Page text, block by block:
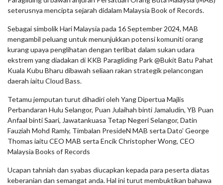
seterusnya mencipta sejarah didalam Malaysia Book of Records.
Sebagai simbolik Hari Malaysia pada 16 September 2024, MAB
mengambil peluang untuk menunjukkan potensi komuniti orang
kurang upaya penglihatan dengan terlibat dalam sukan udara
ekstrem yang diadakan di KKB Paragliding Park @Bukit Batu Pahat
Kuala Kubu Bharu dibawah seliaan rakan strategik pelancongan
daerah iaitu Cloud Bass.
Tetamu jemputan turut dihadiri oleh Yang Dipertua Majlis
Perbandaran Hulu Selangor, Puan Julaihah binti Jamaludin, YB Puan
Anfaal binti Saari, Jawatankuasa Tetap Negeri Selangor, Datin
Fauziah Mohd Ramly, Timbalan PresideN MAB serta Dato’ George
Thomas iaitu CEO MAB serta Encik Christopher Wong, CEO
Malaysia Books of Records
Ucapan tahniah dan syabas diucapkan kepada para peserta diatas
keberanian dan semangat anda. Hal ini turut membuktikan bahawa